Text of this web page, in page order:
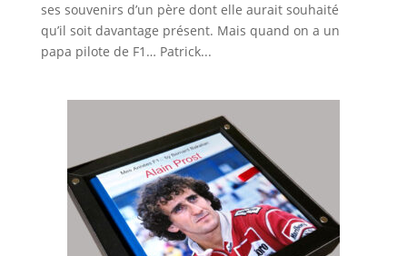
ses souvenirs d’un père dont elle aurait souhaité
qu’il soit davantage présent. Mais quand on a un
papa pilote de F1… Patrick...